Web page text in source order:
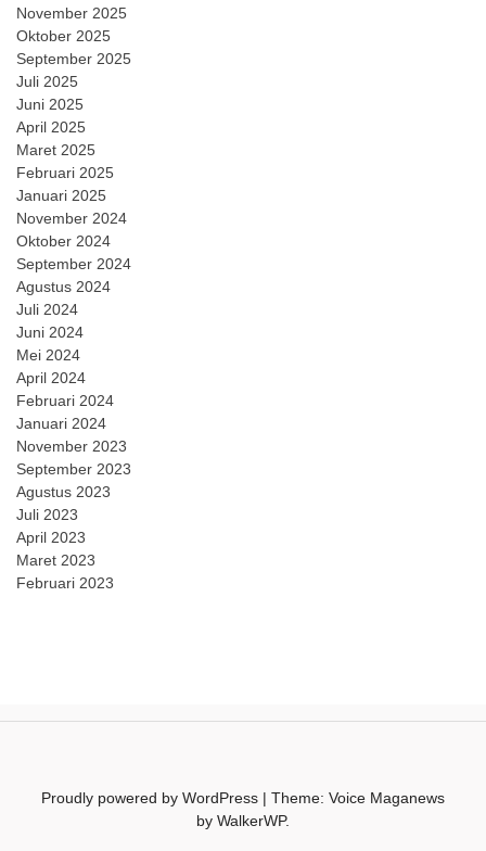
November 2025
Oktober 2025
September 2025
Juli 2025
Juni 2025
April 2025
Maret 2025
Februari 2025
Januari 2025
November 2024
Oktober 2024
September 2024
Agustus 2024
Juli 2024
Juni 2024
Mei 2024
April 2024
Februari 2024
Januari 2024
November 2023
September 2023
Agustus 2023
Juli 2023
April 2023
Maret 2023
Februari 2023
Proudly powered by WordPress | Theme: Voice Maganews
by WalkerWP.